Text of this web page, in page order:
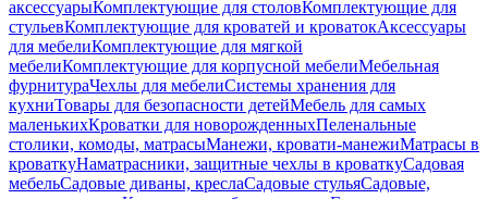
аксессуарыКомплектующие для столовКомплектующие для
стульевКомплектующие для кроватей и кроватокАксессуары
для мебелиКомплектующие для мягкой
мебелиКомплектующие для корпусной мебелиМебельная
фурнитураЧехлы для мебелиСистемы хранения для
кухниТовары для безопасности детейМебель для самых
маленькихКроватки для новорожденныхПеленальные
столики, комоды, матрасыМанежи, кровати-манежиМатрасы в
кроваткуНаматрасники, защитные чехлы в кроваткуСадовая
мебельСадовые диваны, креслаСадовые стульяСадовые,